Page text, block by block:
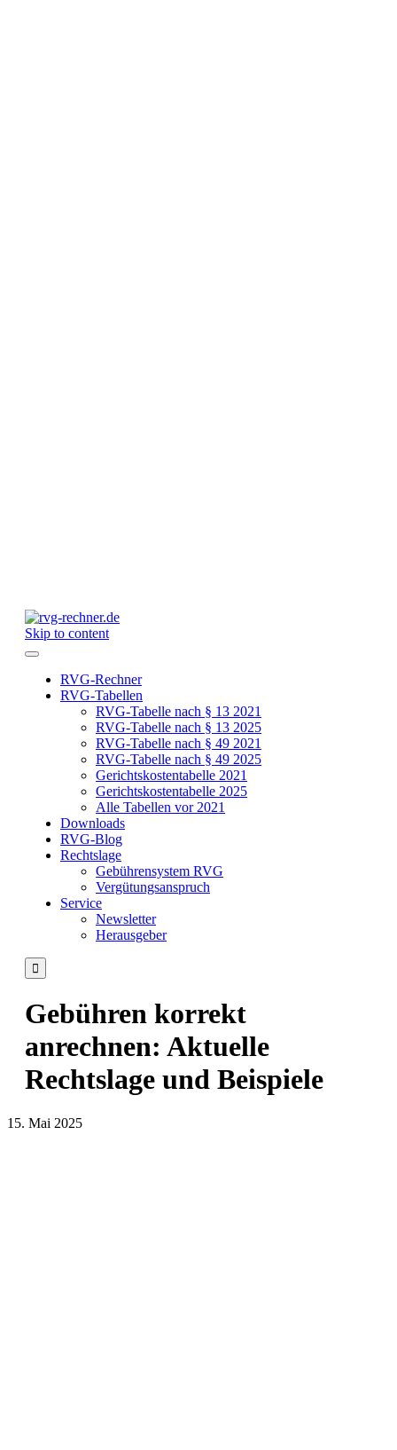
Skip to content
RVG-Rechner
RVG-Tabellen
RVG-Tabelle nach § 13 2021
RVG-Tabelle nach § 13 2025
RVG-Tabelle nach § 49 2021
RVG-Tabelle nach § 49 2025
Gerichtskostentabelle 2021
Gerichtskostentabelle 2025
Alle Tabellen vor 2021
Downloads
RVG-Blog
Rechtslage
Gebührensystem RVG
Vergütungsanspruch
Service
Newsletter
Herausgeber

Gebühren korrekt
anrechnen: Aktuelle
Rechtslage und Beispiele
15. Mai 2025